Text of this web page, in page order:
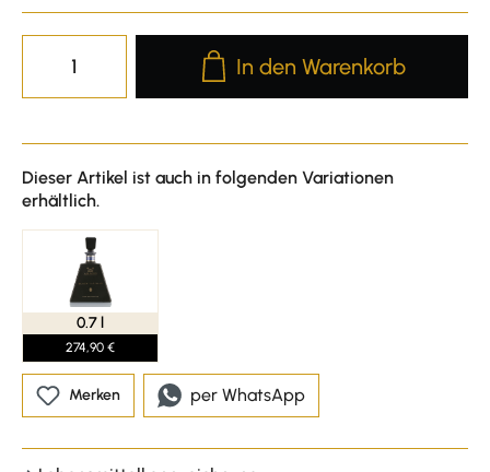
Produkt Anzahl: Gib den
In den Warenkorb
Dieser Artikel ist auch in folgenden Variationen
erhältlich.
0.7 l
274,90 €
Merken per WhatsApp